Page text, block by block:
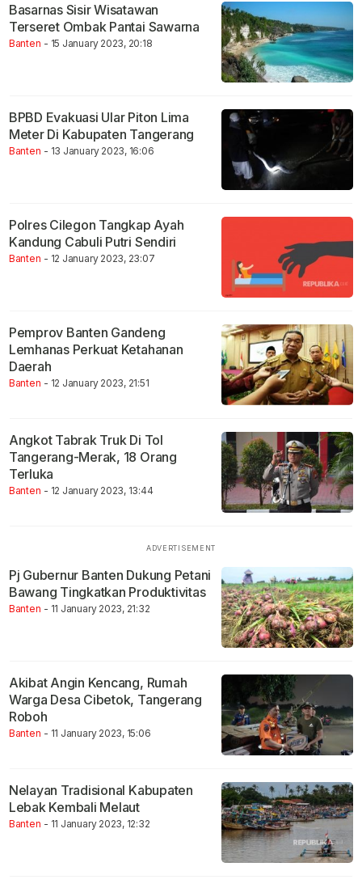
Basarnas Sisir Wisatawan
Terseret Ombak Pantai Sawarna
Banten - 15 January 2023, 20:18
BPBD Evakuasi Ular Piton Lima
Meter Di Kabupaten Tangerang
Banten - 13 January 2023, 16:06
Polres Cilegon Tangkap Ayah
Kandung Cabuli Putri Sendiri
Banten - 12 January 2023, 23:07
Pemprov Banten Gandeng
Lemhanas Perkuat Ketahanan
Daerah
Banten - 12 January 2023, 21:51
Angkot Tabrak Truk Di Tol
Tangerang-Merak, 18 Orang
Terluka
Banten - 12 January 2023, 13:44
Pj Gubernur Banten Dukung Petani
Bawang Tingkatkan Produktivitas
Banten - 11 January 2023, 21:32
Akibat Angin Kencang, Rumah
Warga Desa Cibetok, Tangerang
Roboh
Banten - 11 January 2023, 15:06
Nelayan Tradisional Kabupaten
Lebak Kembali Melaut
Banten - 11 January 2023, 12:32